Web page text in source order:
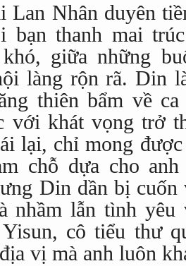
Lan Nhân duyên
bạn thanh mai
giữa những
làng rộn rã. Din
thiên bẩm về
với khát vọng trở
lại, chỉ mong
chỗ dựa cho
Din dần bị cuốn
nhầm lẫn tình
cô tiểu thư
vị mà anh luôn